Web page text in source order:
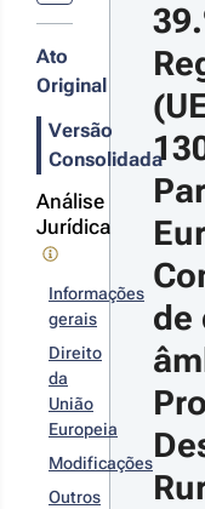
de
Ato
Original
Versão
Consolidada
Análise
Jurídica
Informações
gerais
Direito
da
União
Europeia
Modificações
Outros
de